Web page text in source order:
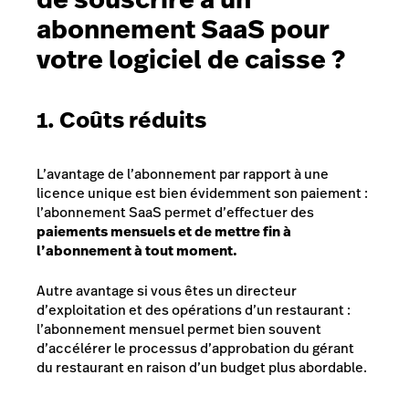
abonnement SaaS pour
votre logiciel de caisse ?
1. Coûts réduits
L’avantage de l’abonnement par rapport à une
licence unique est bien évidemment son paiement :
l’abonnement SaaS permet d’effectuer des
paiements mensuels et de mettre fin à
l’abonnement à tout moment.
Autre avantage si vous êtes un directeur
d’exploitation et des opérations d’un restaurant :
l’abonnement mensuel permet bien souvent
d’accélérer le processus d’approbation du gérant
du restaurant en raison d’un budget plus abordable.